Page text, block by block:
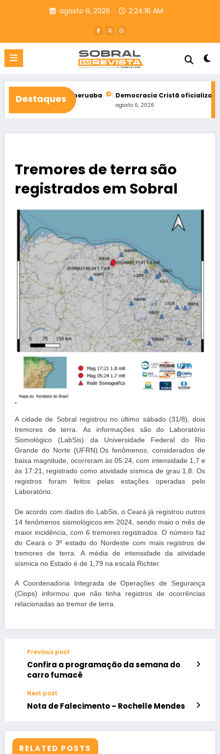
agosto 6, 2026 2:24:18 AM
Destaques
de Taperuaba Democracia Cristã oficializa apoio a Ciro
agosto 6, 2026
Tremores de terra são
registrados em Sobral
A cidade de Sobral registrou no último sábado (31/8), dois
tremores de terra. As informações são do Laboratório
Sismológico (LabSis) da Universidade Federal do Rio
Grande do Norte (UFRN).Os fenômenos, considerados de
baixa magnitude, ocorreram às 05:24, com intensidade 1,7 e
às 17:21, registrado como atividade sísmica de grau 1,8. Os
registros foram feitos pelas estações operadas pelo
Laboratório.
De acordo com dados do LabSis, o Ceará já registrou outros
14 fenômenos sismológicos em 2024, sendo maio o mês de
maior incidência, com 6 tremores registrados. O número faz
do Ceará o 3º estado do Nordeste com mais registros de
tremores de terra. A média de intensidade da atividade
sísmica no Estado é de 1,79 na escala Richter.
A Coordenadoria Integrada de Operações de Segurança
(Ciops) informou que não tinha registros de ocorrências
relacionadas ao tremor de terra.
Previous post
Confira a programação da semana do
carro fumacê
Next post
Nota de Falecimento – Rochelle Mendes
RELATED POSTS